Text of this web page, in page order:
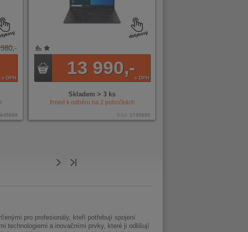
s DPH 13 990,-s DPH
Skladem > 3 ks
Ihned k odběru na 2 pobočkách
Kód: 1735895
pro profesionály, kteří potřebují spojení
technologiemi a inovačními prvky, které ji odlišují